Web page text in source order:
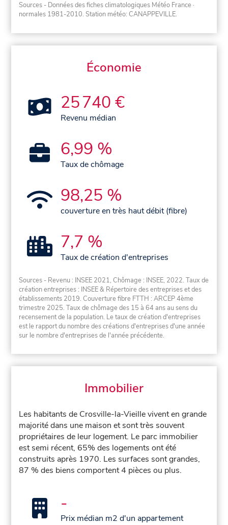
Sources - Données des fiches climatologiques Météo France ·
normales 1981-2010. Station météo: CANAPPEVILLE.
Économie
25 740 €
Revenu médian
6,99 %
Taux de chômage
98,25 %
couverture en très haut débit (fibre)
7,7 %
Taux de création d'entreprises
Sources - Revenu : INSEE 2021, Chômage : INSEE, 2022. Taux de
création entreprises : INSEE & Répertoire des entreprises et des
établissements 2019. Couverture fibre FTTH : ARCEP 4ème
trimestre 2025. Taux de chômage des 15 à 64 ans au sens du
recensement de la population. Le taux de création d'entreprises
est le rapport du nombre des créations d'entreprises d'une année
sur le nombre d'entreprises de l'année précédente.
Immobilier
Les habitants de Crosville-la-Vieille vivent en grande
majorité dans une maison et sont très souvent
propriétaires de leur logement. Le parc immobilier
est semi récent, 65% des logements ont été
construits après 1970. Les surfaces sont grandes,
87 % des biens comportent 4 pièces ou plus.
-
Prix médian m2 d'un appartement